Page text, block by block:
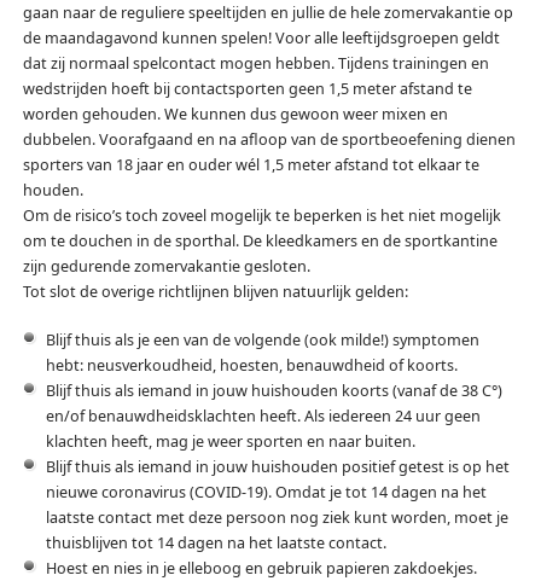
gaan naar de reguliere speeltijden en jullie de hele zomervakantie op
de maandagavond kunnen spelen! Voor alle leeftijdsgroepen geldt
dat zij normaal spelcontact mogen hebben. Tijdens trainingen en
wedstrijden hoeft bij contactsporten geen 1,5 meter afstand te
worden gehouden. We kunnen dus gewoon weer mixen en
dubbelen. Voorafgaand en na afloop van de sportbeoefening dienen
sporters van 18 jaar en ouder wél 1,5 meter afstand tot elkaar te
houden.
Om de risico’s toch zoveel mogelijk te beperken is het niet mogelijk
om te douchen in de sporthal. De kleedkamers en de sportkantine
zijn gedurende zomervakantie gesloten.
Tot slot de overige richtlijnen blijven natuurlijk gelden:
Blijf thuis als je een van de volgende (ook milde!) symptomen
hebt: neusverkoudheid, hoesten, benauwdheid of koorts.
Blijf thuis als iemand in jouw huishouden koorts (vanaf de 38 C°)
en/of benauwdheidsklachten heeft. Als iedereen 24 uur geen
klachten heeft, mag je weer sporten en naar buiten.
Blijf thuis als iemand in jouw huishouden positief getest is op het
nieuwe coronavirus (COVID-19). Omdat je tot 14 dagen na het
laatste contact met deze persoon nog ziek kunt worden, moet je
thuisblijven tot 14 dagen na het laatste contact.
Hoest en nies in je elleboog en gebruik papieren zakdoekjes.